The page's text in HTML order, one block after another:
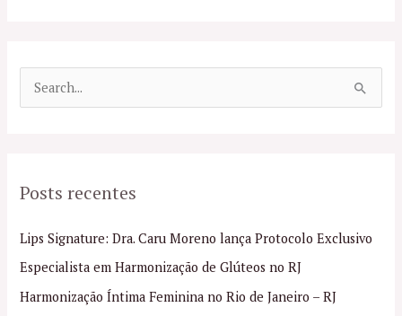
u
s
a
r
Posts recentes
Lips Signature: Dra. Caru Moreno lança Protocolo Exclusivo
Especialista em Harmonização de Glúteos no RJ
Harmonização Íntima Feminina no Rio de Janeiro – RJ